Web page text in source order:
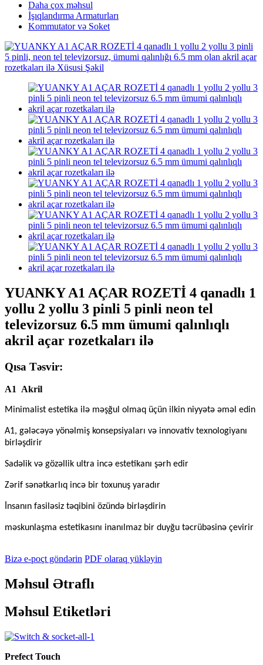
Daha çox məhsul
İşıqlandırma Armaturları
Kommutator və Soket
YUANKY A1 AÇAR ROZETİ 4 qanadlı 1
yollu 2 yollu 3 pinli 5 pinli neon tel
televizorsuz 6.5 mm ümumi qalınlıqlı
akril açar rozetkaları ilə
Qısa Təsvir:
A1 Akril
Minimalist estetika ilə məşğul olmaq üçün ilkin niyyətə əməl edin
A1, gələcəyə yönəlmiş konsepsiyaları və innovativ texnologiyanı
birləşdirir
Sadəlik və gözəllik ultra incə estetikanı şərh edir
Zərif sənətkarlıq incə bir toxunuş yaradır
İnsanın fasiləsiz təqibini özündə birləşdirin
məskunlaşma estetikasını inanılmaz bir duyğu təcrübəsinə çevirir
Bizə e-poçt göndərin PDF olaraq yükləyin
Məhsul Ətraflı
Məhsul Etiketləri
Prefect Touch